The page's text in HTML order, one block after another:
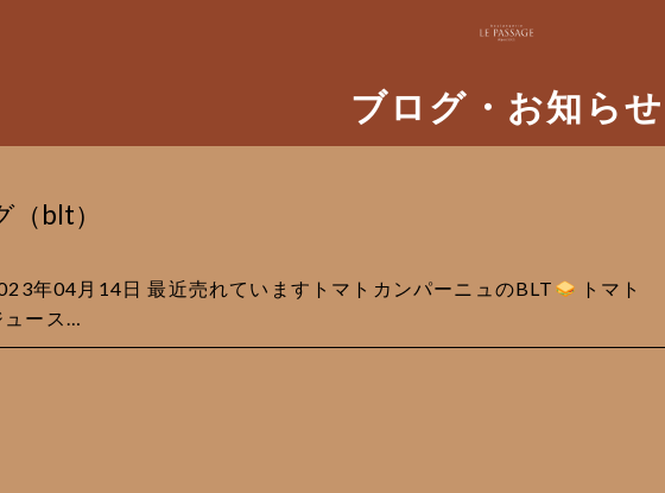
ブログ・お知らせ
（blt）
年04月14日 最近売れていますトマトカンパーニュのBLT
トマト
ュース…